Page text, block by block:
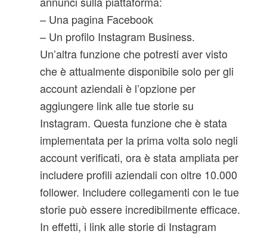
– Una pagina Facebook
– Un profilo Instagram Business.
Un’altra funzione che potresti aver visto
che è attualmente disponibile solo per gli
account aziendali è l’opzione per
aggiungere link alle tue storie su
Instagram. Questa funzione che è stata
implementata per la prima volta solo negli
account verificati, ora è stata ampliata per
includere profili aziendali con oltre 10.000
follower. Includere collegamenti con le tue
storie può essere incredibilmente efficace.
In effetti, i link alle storie di Instagram